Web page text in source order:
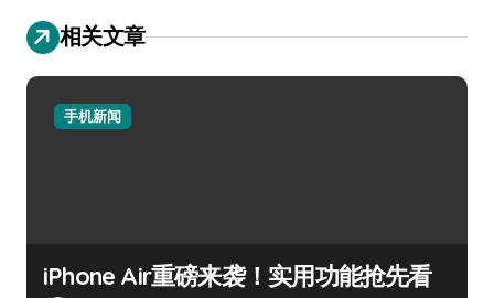
相关文章
手机新闻
iPhone Air重磅来袭！实用功能抢先看